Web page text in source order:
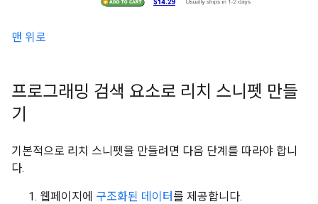
맨 위로
프로그래밍 검색 요소로 리치 스니펫 만들
기
기본적으로 리치 스니펫을 만들려면 다음 단계를 따라야 합니
다.
웹페이지에 구조화된 데이터를 제공합니다.